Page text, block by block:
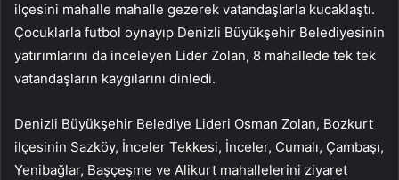
ilçesini mahalle mahalle gezerek vatandaşlarla kucaklaştı.
Çocuklarla futbol oynayıp Denizli Büyükşehir Belediyesinin
yatırımlarını da inceleyen Lider Zolan, 8 mahallede tek tek
vatandaşların kaygılarını dinledi.
Denizli Büyükşehir Belediye Lideri Osman Zolan, Bozkurt
ilçesinin Sazköy, İnceler Tekkesi, İnceler, Cumalı, Çambaşı,
Yenibağlar, Başçeşme ve Alikurt mahallelerini ziyaret